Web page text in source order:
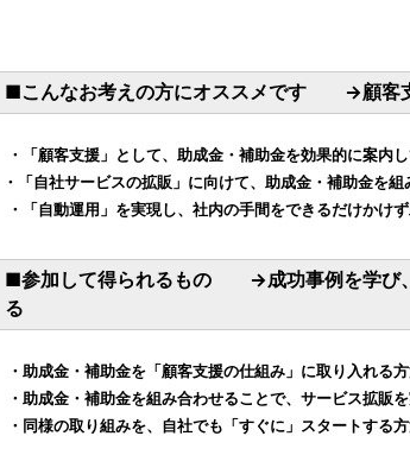
■こんなお考えの方にオススメです →顧客
・「顧客支援」として、助成金・補助金を効果的に案内
・「自社サービスの拡販」に向けて、助成金・補助金を
・「自動運用」を実現し、社内の手間をできるだけかけ
■参加して得られるもの →成功事例を学び
る
・助成金・補助金を「顧客支援の仕組み」に取り入れる
・助成金・補助金を組み合わせることで、サービス拡販
・同様の取り組みを、自社でも「すぐに」スタートする